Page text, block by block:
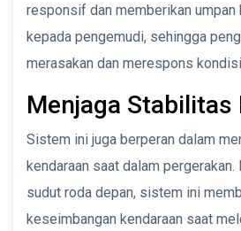
responsif dan memberikan umpan
kepada pengemudi, sehingga
merasakan dan merespons
Menjaga Stabilitas
Sistem ini juga berperan dalam
kendaraan saat dalam pergerakan.
sudut roda depan, sistem ini
keseimbangan kendaraan saat